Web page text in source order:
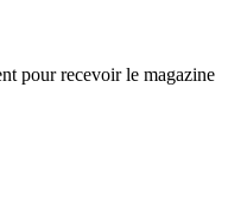
pour recevoir le magazine